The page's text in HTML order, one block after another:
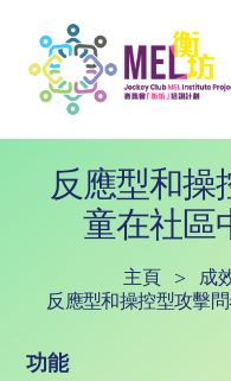
反應型和操
童在社區
主頁 > 成
反應型和操控型攻擊
功能